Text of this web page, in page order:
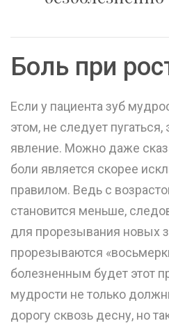
Боль при
Если у пациента зуб
этом, не следует
явление. Можно даже
боли является скорее
правилом. Ведь с
становится меньше,
для прорезывания новых
прорезываются
болезненным будет этот
мудрости не только
дорогу сквозь десну, но